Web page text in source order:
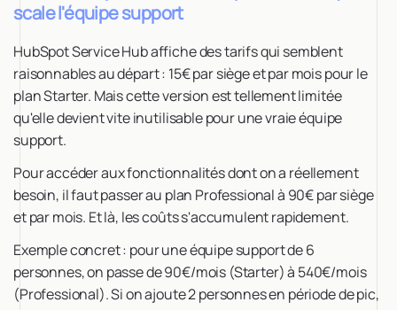
scale l'équipe support
HubSpot Service Hub affiche des tarifs qui semblent
raisonnables au départ : 15€ par siège et par mois pour le
plan Starter. Mais cette version est tellement limitée
qu'elle devient vite inutilisable pour une vraie équipe
support.
Pour accéder aux fonctionnalités dont on a réellement
besoin, il faut passer au plan Professional à 90€ par siège
et par mois. Et là, les coûts s'accumulent rapidement.
Exemple concret : pour une équipe support de 6
personnes, on passe de 90€/mois (Starter) à 540€/mois
(Professional). Si on ajoute 2 personnes en période de pic,